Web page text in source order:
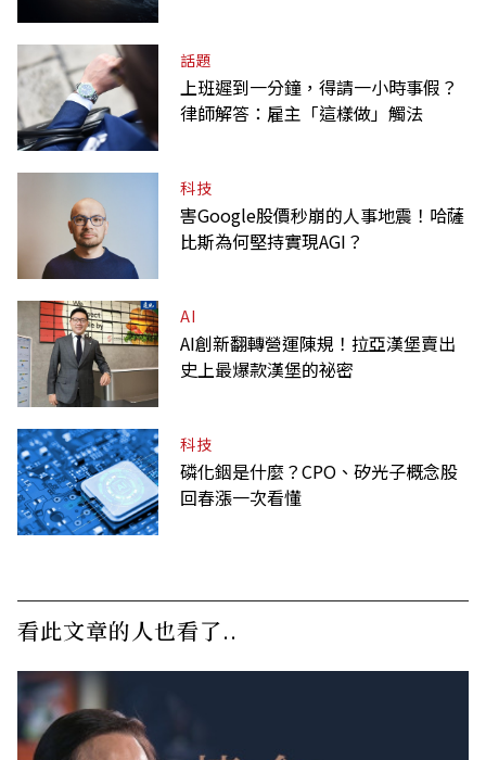
話題
上班遲到一分鐘，得請一小時事假？
律師解答：雇主「這樣做」觸法
科技
害Google股價秒崩的人事地震！哈薩
比斯為何堅持實現AGI？
AI
AI創新翻轉營運陳規！拉亞漢堡賣出
史上最爆款漢堡的祕密
科技
磷化銦是什麼？CPO、矽光子概念股
回春漲一次看懂
看此文章的人也看了..